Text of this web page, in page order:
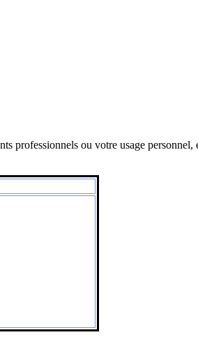
professionnels ou votre usage